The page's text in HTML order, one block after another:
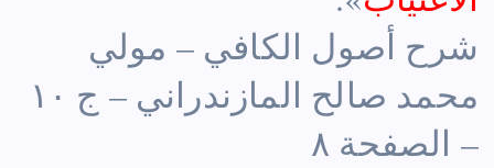
شرح أصول الكافي – مولي
محمد صالح المازندراني – ج ١٠
– الصفحة ٨